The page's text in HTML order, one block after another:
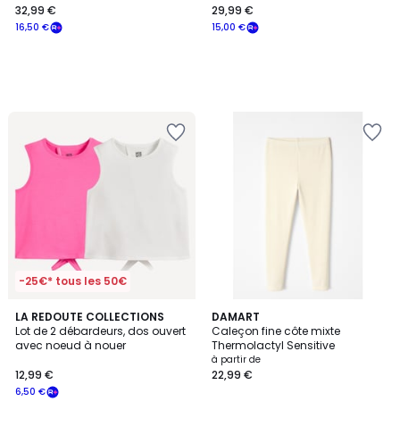
16,50 €
32,99 €
15,00 €
29,99 €
-25€* tous les 50€
LA REDOUTE COLLECTIONS
Lot de 2 débardeurs, dos ouvert
avec noeud à nouer
6,50 €
12,99 €
DAMART
Caleçon fine côte mixte
Thermolactyl Sensitive
à partir de
22,99 €
4
Couleurs